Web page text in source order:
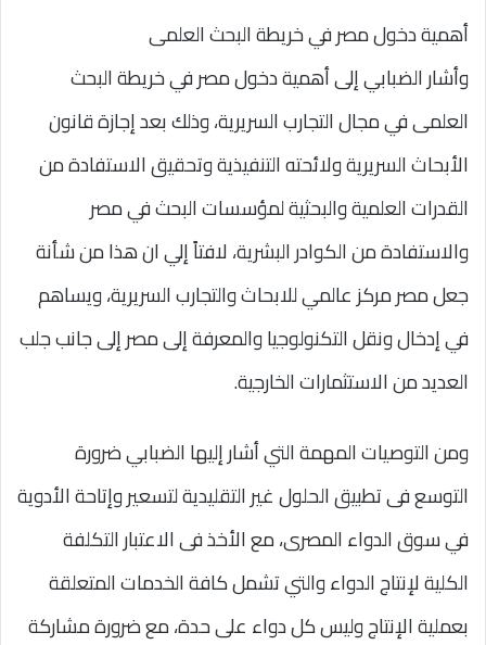
أهمية دخول مصر في خريطة البحث العلمى
وأشار الضبابي إلى أهمية دخول مصر في خريطة البحث
العلمى في مجال التجارب السريرية، وذلك بعد إجازة قانون
الأبحاث السريرية ولائحته التنفيذية وتحقيق الاستفادة من
القدرات العلمية والبحثية لمؤسسات البحث في مصر
والاستفادة من الكوادر البشرية، لافتاً إلي ان هذا من شأنة
جعل مصر مركز عالمي للابحاث والتجارب السريرية، ويساهم
في إدخال ونقل التكنولوجيا والمعرفة إلى مصر إلى جانب جلب
العديد من الاستثمارات الخارجية.
ومن التوصيات المهمة التي أشار إليها الضبابي ضرورة
التوسع فى تطبيق الحلول غير التقليدية لتسعير وإتاحة الأدوية
في سوق الدواء المصرى، مع الأخذ فى الاعتبار التكلفة
الكلية لإنتاج الدواء والتي تشمل كافة الخدمات المتعلقة
بعملية الإنتاج وليس كل دواء على حدة، مع ضرورة مشاركة